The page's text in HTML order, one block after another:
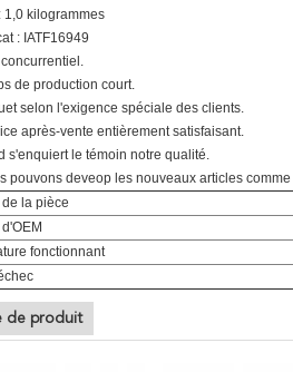
1,0 kilogrammes
: IATF16949
de production court.
selon l'exigence spéciale des clients.
après-vente entièrement satisfaisant.
s'enquiert le témoin notre qualité.
pouvons deveop les nouveaux articles
de la pièce
fonctionnant
de produit